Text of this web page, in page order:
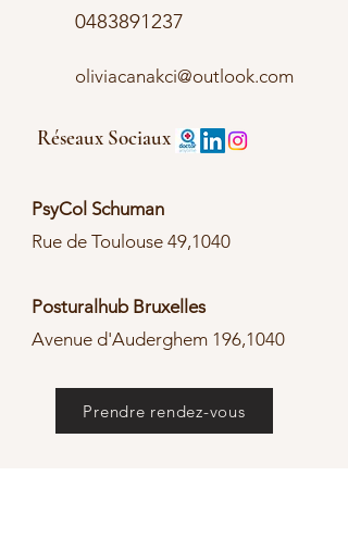
0483891237
oliviacanakci@outlook.com
Réseaux Sociaux
PsyCol Schuman
Rue de Toulouse 49,1040
Posturalhub Bruxelles
Avenue d'Auderghem 196,1040
Prendre rendez-vous